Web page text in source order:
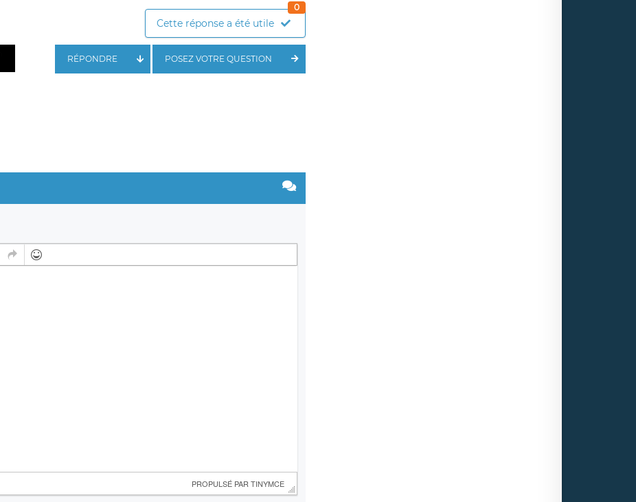
Cette réponse a été utile
0
POSEZ VOTRE QUESTION
RÉPONDRE
PROPULSÉ PAR TINYMCE